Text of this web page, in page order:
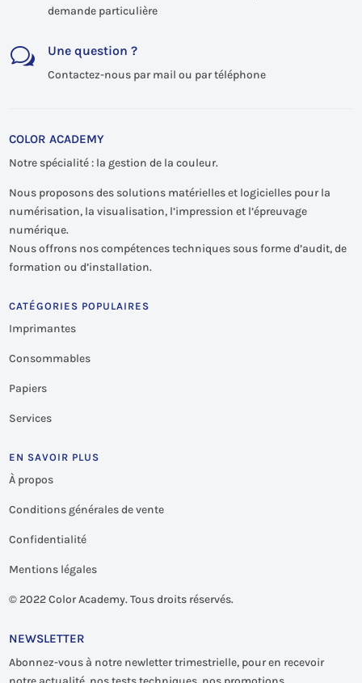
demande particulière
w Une question ?
Contactez-nous par mail ou par téléphone
COLOR ACADEMY
Notre spécialité : la gestion de la couleur.
Nous proposons des solutions matérielles et logicielles pour la
numérisation, la visualisation, l’impression et l’épreuvage
numérique.
Nous offrons nos compétences techniques sous forme d’audit, de
formation ou d’installation.
CATÉGORIES POPULAIRES
Imprimantes
Consommables
Papiers
Services
EN SAVOIR PLUS
À propos
Conditions générales de vente
Confidentialité
Mentions légales
© 2022 Color Academy. Tous droits réservés.
NEWSLETTER
Abonnez-vous à notre newletter trimestrielle, pour en recevoir